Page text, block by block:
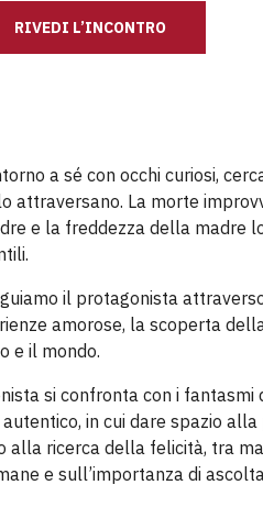
RIVEDI L’INCONTRO
a sé con occhi curiosi,
attraversano. La morte
e la freddezza della madre
il protagonista
amorose, la scoperta
e il mondo.
si confronta con i
in cui dare spazio
ricerca della felicità, tra
e sull’importanza di